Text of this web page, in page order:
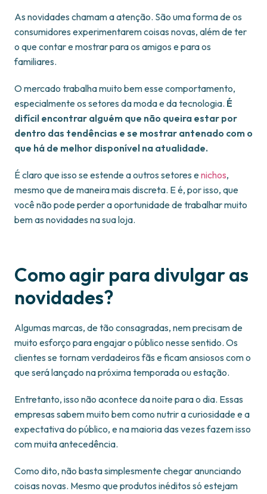
As novidades chamam a atenção. São uma forma de os
consumidores experimentarem coisas novas, além de ter
o que contar e mostrar para os amigos e para os
familiares.
O mercado trabalha muito bem esse comportamento,
especialmente os setores da moda e da tecnologia. É
difícil encontrar alguém que não queira estar por
dentro das tendências e se mostrar antenado com o
que há de melhor disponível na atualidade.
É claro que isso se estende a outros setores enichos,
mesmo que de maneira mais discreta. E é, por isso, que
você não pode perder a oportunidade de trabalhar muito
bem as novidades na sua loja.
Como agir para divulgar as
novidades?
Algumas marcas, de tão consagradas, nem precisam de
muito esforço para engajar o público nesse sentido. Os
clientes se tornam verdadeiros fãs e ficam ansiosos com o
que será lançado na próxima temporada ou estação.
Entretanto, isso não acontece da noite para o dia. Essas
empresas sabem muito bem como nutrir a curiosidade e a
expectativa do público, e na maioria das vezes fazem isso
com muita antecedência.
Como dito, não basta simplesmente chegar anunciando
coisas novas. Mesmo que produtos inéditos só estejam